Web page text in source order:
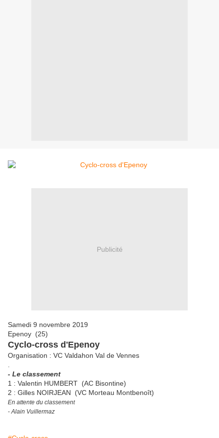
Publicité
Samedi 9 novembre 2019
Epenoy (25)
Cyclo-cross d'Epenoy
Organisation : VC Valdahon Val de Vennes
- Le classement
1 : Valentin HUMBERT (AC Bisontine)
2 : Gilles NOIRJEAN (VC Morteau Montbenoît)
En attente du classement
- Alain Vuillermaz